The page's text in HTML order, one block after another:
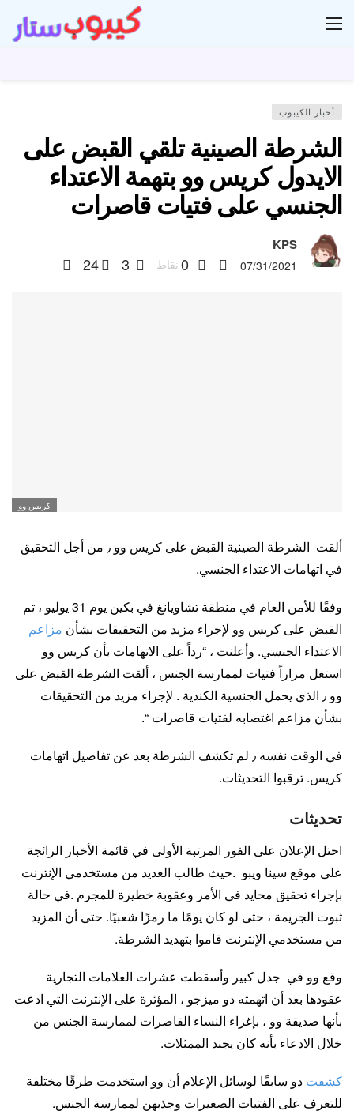
أخبار الكيبوب
الشرطة الصينية تلقي القبض على
الايدول كريس وو بتهمة الاعتداء
الجنسي على فتيات قاصرات
KPS
07/31/2021
0 نقاط 3
24
كريس وو
ألقت الشرطة الصينية القبض على كريس وو ٫ من أجل التحقيق
في اتهامات الاعتداء الجنسي.
وفقًا للأمن العام في منطقة تشاويانغ في بكين يوم 31 يوليو ، تم
القبض على كريس وو لإجراء مزيد من التحقيقات بشأن مزاعم
الاعتداء الجنسي. وأعلنت ، “رداً على الاتهامات بأن كريس وو
استغل مراراًفتيات لممارسة الجنس ، ألقت الشرطة القبض على
وو ٫ الذي يحمل الجنسية الكندية . لإجراء مزيد من التحقيقات
بشأن مزاعم اغتصابه لفتيات قاصرات “.
في الوقت نفسه ٫ لم تكشف الشرطة بعد عن تفاصيل اتهامات
كريس. ترقبوا التحديثات.
تحديثات
احتل الإعلان على الفور المرتبة الأولى في قائمة الأخبار الرائجة
على موقع سينا ​​ويبو .حيث طالب العديد من مستخدمي الإنترنت
بإجراء تحقيق محايد في الأمر وعقوبة خطيرة للمجرم .في حالة
ثبوت الجريمة ، حتى لو كان يومًا ما رمزًا شعبيًا. حتى أن المزيد
من مستخدمي الإنترنت قاموا بتهديد الشرطة.
وقع وو في جدل كبير وأسقطت عشرات العلامات التجارية
عقودها بعد أن اتهمته دو ميزجو ، المؤثرة على الإنترنت التي ادعت
بأنها صديقة وو ، بإغراء النساء القاصرات لممارسة الجنس من
خلال الادعاء بأنه كان يجند الممثلات.
كشفت دو سابقًا لوسائل الإعلام أن وو استخدمت طرقًا مختلفة
للتعرف على الفتيات الصغيرات وجذبهن لممارسة الجنس.